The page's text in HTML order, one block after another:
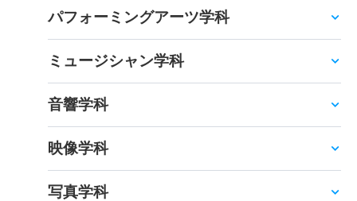
パフォーミングアーツ学科
ミュージシャン学科
音響学科
映像学科
写真学科